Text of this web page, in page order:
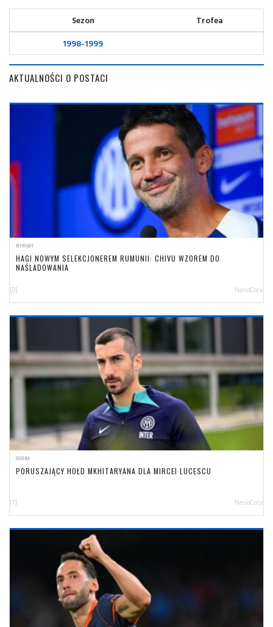
Sezon
Trofea
1998-1999
AKTUALNOŚCI O POSTACI
WYWIADY
HAGI NOWYM SELEKCJONEREM RUMUNII: CHIVU WZOREM DO
NAŚLADOWANIA
[0] NerioCorsi
OGÓLNA
PORUSZAJĄCY HOŁD MKHITARYANA DLA MIRCEI LUCESCU
[1] NerioCorsi